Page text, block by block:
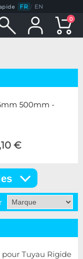
FR / EN
0
500mm -
€
pour Tuyau Rigide